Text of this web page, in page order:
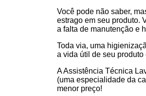
Você pode não saber,
estrago em seu produto.
a falta de manutenção e
Toda via, uma
a vida útil de seu
A Assistência Técnica
(uma especialidade da
menor preço!